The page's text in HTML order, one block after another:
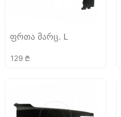
ფრთა მარც. L
129 ₾